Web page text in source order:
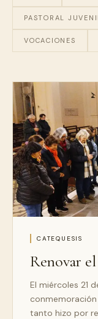
PASTORAL
VOCACIONES
CATEQUESIS
Renovar
El miércoles 21
conmemoración
tanto hizo por